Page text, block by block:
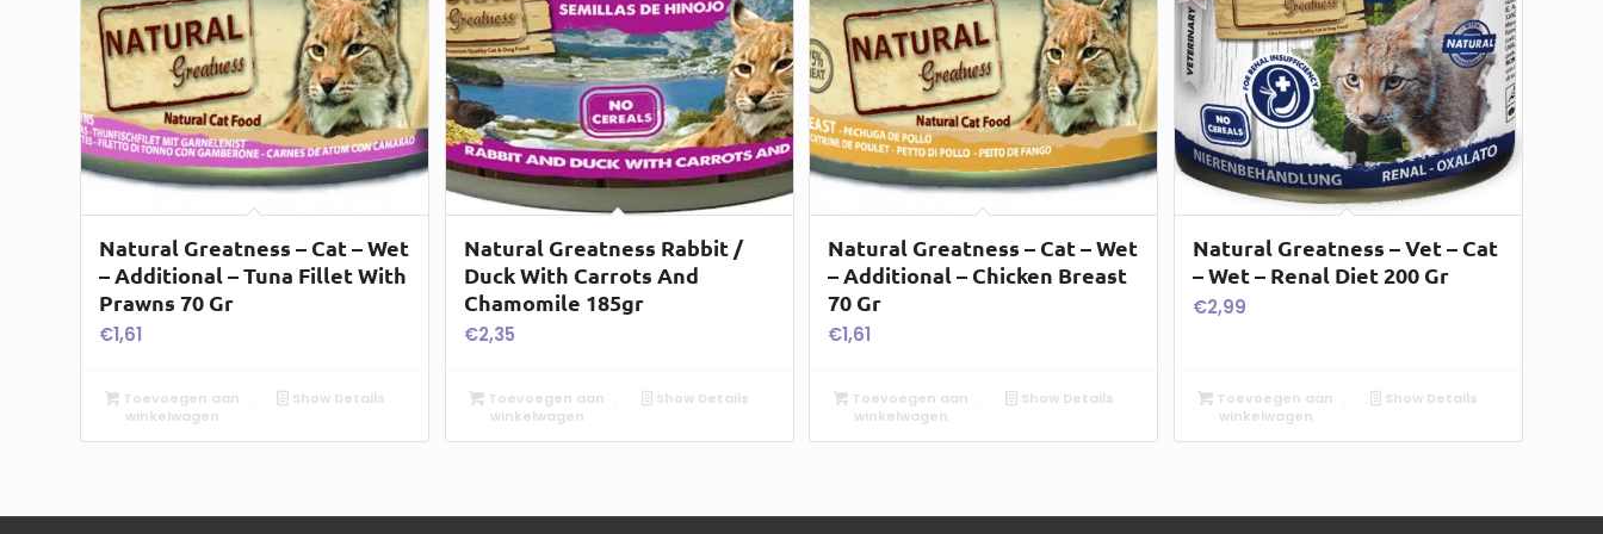
Natural Greatness – Cat – Wet
– Additional – Tuna Fillet With
Prawns 70 Gr
€1,61
Toevoegen aan
winkelwagen
Show Details
Natural Greatness Rabbit /
Duck With Carrots And
Chamomile 185gr
€2,35
Toevoegen aan
winkelwagen
Show Details
Natural Greatness – Cat – Wet
– Additional – Chicken Breast
70 Gr
€1,61
Toevoegen aan
winkelwagen
Show Details
Natural Greatness – Vet – Cat
– Wet – Renal Diet 200 Gr
€2,99
Toevoegen aan
winkelwagen
Show Details